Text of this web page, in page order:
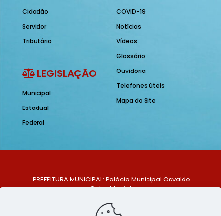
Cidadão
Servidor
Tributário
LEGISLAÇÃO
Municipal
Estadual
Federal
COVID-19
Notícias
Vídeos
Glossário
Ouvidoria
Telefones úteis
Mapa do Site
PREFEITURA MUNICIPAL: Palácio Municipal Osvaldo
Celso Maciel
Centro, São Bento do Una - PE. CEP: 553370-128